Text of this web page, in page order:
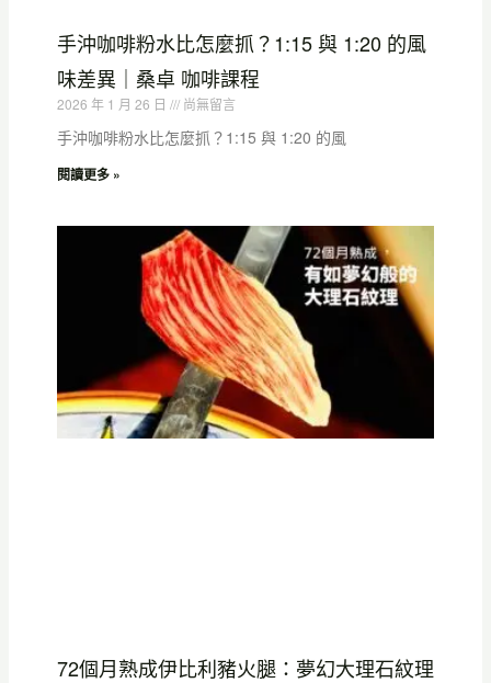
手沖咖啡粉水比怎麼抓？1:15 與 1:20 的風
味差異｜桑卓 咖啡課程
2026 年 1 月 26 日 尚無留言
手沖咖啡粉水比怎麼抓？1:15 與 1:20 的風
閱讀更多 »
72個月熟成伊比利豬火腿：夢幻大理石紋理